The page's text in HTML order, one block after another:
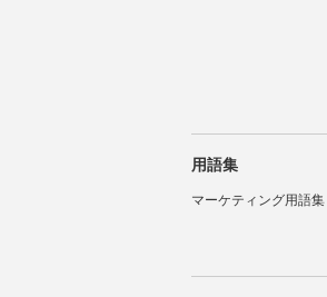
用語集
マーケティング用語集